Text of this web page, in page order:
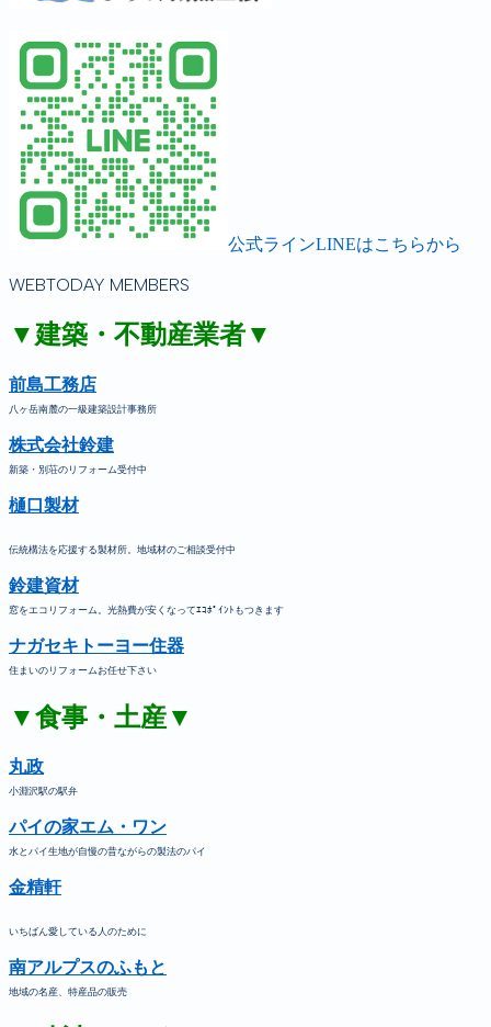
公式ラインLINEはこちらから
WEBTODAY MEMBERS
▼建築・不動産業者▼
前島工務店
八ヶ岳南麓の一級建築設計事務所
株式会社鈴建
新築・別荘のリフォーム受付中
樋口製材
伝統構法を応援する製材所。地域材のご相談受付中
鈴建資材
窓をエコリフォーム。光熱費が安くなってｴｺﾎﾟｲﾝﾄもつきます
ナガセキトーヨー住器
住まいのリフォームお任せ下さい
▼食事・土産▼
丸政
小淵沢駅の駅弁
パイの家エム・ワン
水とパイ生地が自慢の昔ながらの製法のパイ
金精軒
いちばん愛している人のために
南アルプスのふもと
地域の名産、特産品の販売